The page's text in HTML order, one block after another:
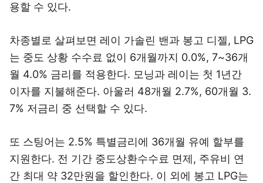
용할 수 있다.
차종별로 살펴보면 레이 가솔린 밴과 봉고 디젤, LPG
는 중도 상황 수수료 없이 6개월까지 0.0%, 7~36개
월 4.0% 금리를 적용한다. 모닝과 레이는 첫 1년간
이자를 지불해준다. 아울러 48개월 2.7%, 60개월 3.
7% 저금리 중 선택할 수 있다.
또 스팅어는 2.5% 특별금리에 36개월 유예 할부를
지원한다. 전 기간 중도상환수수료 면제, 주유비 연
간 최대 약 32만원을 할인한다. 이 외에 봉고 LPG는